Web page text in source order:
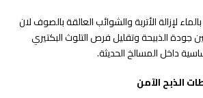
لإزالة الأتربة والشوائب العالقة بالصوف لان
جودة الذبيحة وتقليل فرص التلوث البكتيري
داخل المسالخ الحديثة.
الذبح الآمن